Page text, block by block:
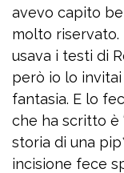
avevo capito
molto riservato.
usava i testi di
però io lo invitai
fantasia. E lo
che ha scritto è
storia di una
incisione fece